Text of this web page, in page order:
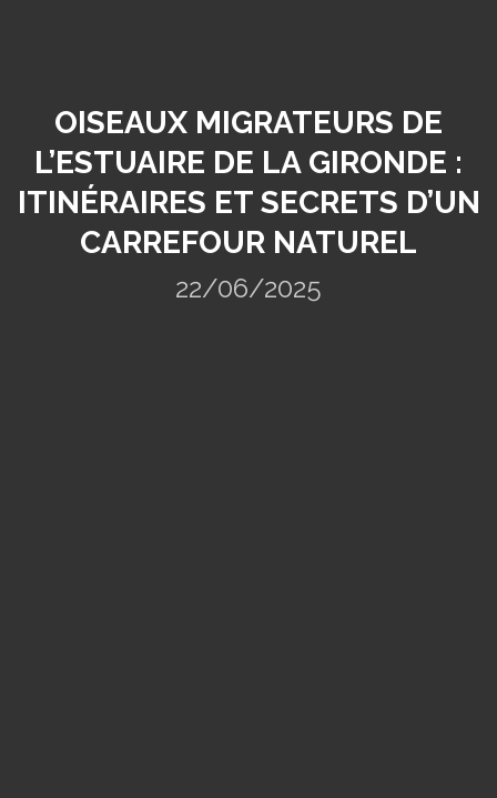
OISEAUX MIGRATEURS DE
L’ESTUAIRE DE LA GIRONDE :
ITINÉRAIRES ET SECRETS D’UN
CARREFOUR NATUREL
22/06/2025